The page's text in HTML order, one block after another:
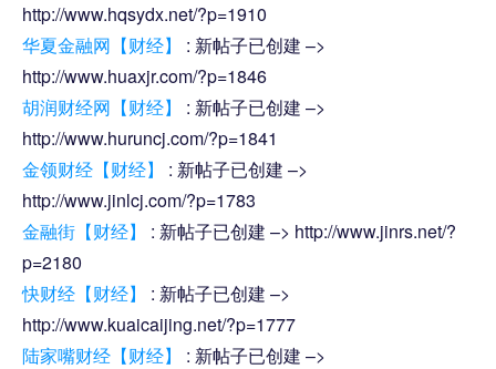
http://www.hqsydx.net/?p=1910
华夏金融网【财经】
: 新帖子已创建 –>
http://www.huaxjr.com/?p=1846
胡润财经网【财经】
: 新帖子已创建 –>
http://www.huruncj.com/?p=1841
金领财经【财经】
: 新帖子已创建 –>
http://www.jinlcj.com/?p=1783
金融街【财经】
: 新帖子已创建 –> http://www.jinrs.net/?
p=2180
快财经【财经】
: 新帖子已创建 –>
http://www.kuaicaijing.net/?p=1777
陆家嘴财经【财经】
: 新帖子已创建 –>